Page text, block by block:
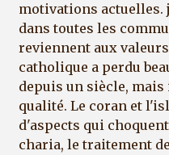
motivations actuelles.
dans toutes les
reviennent aux
catholique a perdu
depuis un siècle, mais
qualité. Le coran et
d'aspects qui
charia, le traitement